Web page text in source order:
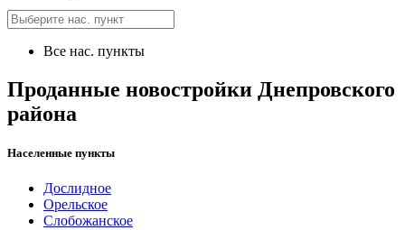
Все нас. пункты
Проданные новостройки Днепровского
района
Населенные пункты
Дослидное
Орельское
Слобожанское